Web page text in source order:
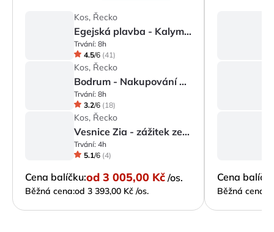
Kos, Řecko
Egejská plavba - Kalymnos, Pserimos a Plati
Trvání: 8h
4.5/6 (41)
Kos, Řecko
Bodrum - Nakupování a poznávání města
Trvání: 8h
3.2/6 (18)
Kos, Řecko
Vesnice Zia - zážitek ze západu slunce
Trvání: 4h
5.1/6 (4)
Cena balíčku:od 3 005,00 Kč /os.
Běžná cena:od 3 393,00 Kč /os.
Cena
Běžná cena: